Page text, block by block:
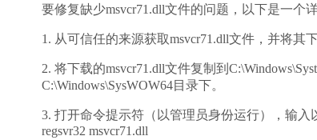
要修复缺少msvcr71.dll文件的问题，以下是一个
1. 从可信任的来源获取msvcr71.dll文件，并将其
2. 将下载的msvcr71.dll文件复制到
C:\Windows\SysWOW64目录下。
3. 打开命令提示符（以管理员身份运行），输入
regsvr32 msvcr71.dll